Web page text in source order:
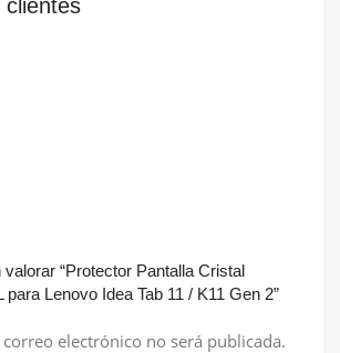
clientes
“Protector Pantalla Cristal
para Lenovo Idea Tab 11 / K11 Gen 2”
electrónico no será publicada.